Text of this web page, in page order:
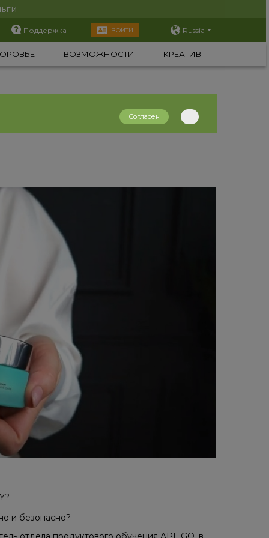
Поддержка ВОЙТИ Russia
ВОЗМОЖНОСТИ КРЕАТИВ
и безопасно?
Согласен